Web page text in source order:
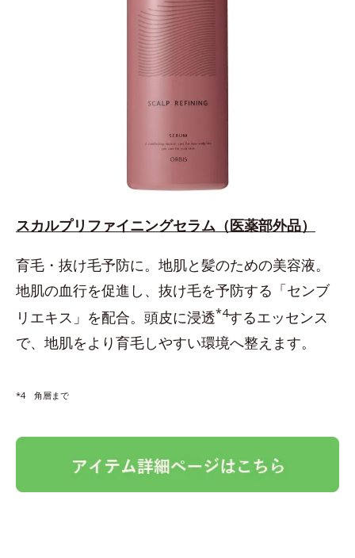
スカルプリファイニングセラム（医薬部外品）
育毛・抜け毛予防に。地肌と髪のための美容液。
地肌の血行を促進し、抜け毛を予防する「センブ
リエキス」を配合。頭皮に浸透*4するエッセンス
で、地肌をより育毛しやすい環境へ整えます。
*4 角層まで